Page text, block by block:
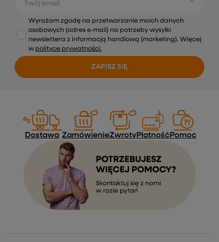
Twój email
Wyrażam zgodę na przetwarzanie moich danych
osobowych (adres e-mail) na potrzeby wysyłki
newslettera z informacją handlową (marketing). Więcej
w polityce prywatności.
ZAPISZ SIĘ
Dostawa ZamówienieZwrotyPłatność Pomoc